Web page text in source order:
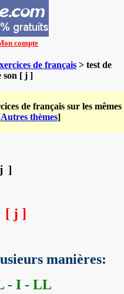
compte
de français > test de
son [ j ]
de français sur les mêmes
Autres thèmes]
]
[ j ]
manières:
- I - LL